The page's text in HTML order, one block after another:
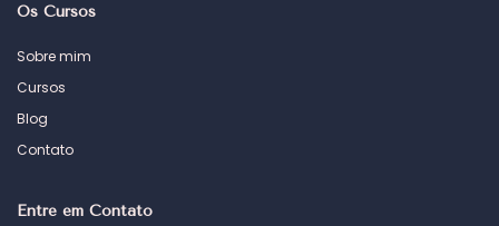
Os Cursos
Sobre mim
Cursos
Blog
Contato
Entre em Contato